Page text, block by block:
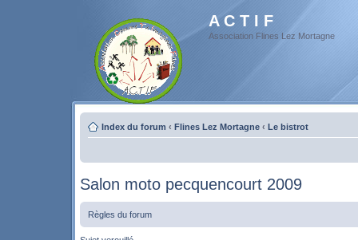
A C T I F
Association Flines Lez Mortagne
Index du forum ‹ Flines Lez Mortagne ‹ Le bistrot
Salon moto pecquencourt 2009
Règles du forum